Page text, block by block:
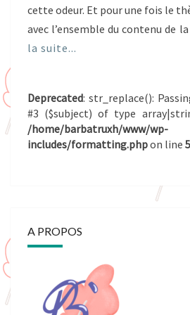
cette odeur. Et pour une fois le
avec l’ensemble du contenu de
la suite...
Deprecated: str_replace():
#3 ($subject) of type
/home/barbatruxh/www/wp-
includes/formatting.phpon line
A PROPOS